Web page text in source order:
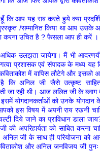
हूँ कि आप यह सब करते हुये क्या
/सम्मानित किया था आप उसके
करना उचित है ? फैसला आप ही करें ।
उलझता जायेगा। मैं भी
प्रशासक एवं संपादक के मध्य
में वापिस लौटेगे और इसको
कि अनिल जी जैसे उत्कृष्ट
जा रही थी। आज ललित जी के
योगदानकर्ताओं को उनके योगदान
इस विषय में अपनी राय रखनी
दिये जाने का प्राविधान डाला
की अपरिहार्यता को साबित करना
जी के साथ ही परियोजना को
और अनिल जनविजय जी